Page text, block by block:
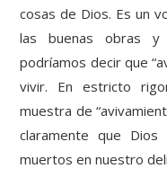
cosas de Dios. Es un
las buenas obras y
podríamos decir que
vivir. En estricto
muestra de
claramente que
muertos en nuestro